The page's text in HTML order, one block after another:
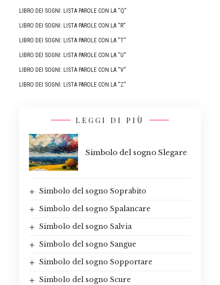
LIBRO DEI SOGNI: LISTA PAROLE CON LA “Q”
LIBRO DEI SOGNI: LISTA PAROLE CON LA “R”
LIBRO DEI SOGNI: LISTA PAROLE CON LA “T”
LIBRO DEI SOGNI: LISTA PAROLE CON LA “U”
LIBRO DEI SOGNI: LISTA PAROLE CON LA “V”
LIBRO DEI SOGNI: LISTA PAROLE CON LA “Z”
LEGGI DI PIÙ
Simbolo del sogno Slegare
Simbolo del sogno Soprabito
Simbolo del sogno Spalancare
Simbolo del sogno Salvia
Simbolo del sogno Sangue
Simbolo del sogno Sopportare
Simbolo del sogno Scure